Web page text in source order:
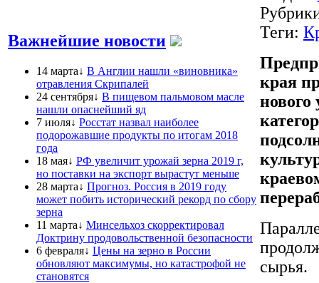
Важнейшие новости
14 марта↓ В Англии нашли «виновника»
отравления Скрипалей
24 сентября↓ В пищевом пальмовом масле
нашли опаснейший яд
7 июля↓ Росстат назвал наиболее
подорожавшие продукты по итогам 2018
года
18 мая↓ РФ увеличит урожай зерна 2019 г,
но поставки на экспорт вырастут меньше
28 марта↓ Прогноз. Россия в 2019 году
может побить исторический рекорд по сбору
зерна
11 марта↓ Минсельхоз скорректировал
Доктрину продовольственной безопасности
6 февраля↓ Цены на зерно в России
обновляют максимумы, но катастрофой не
становятся
Теги:
края
нового
сырья.